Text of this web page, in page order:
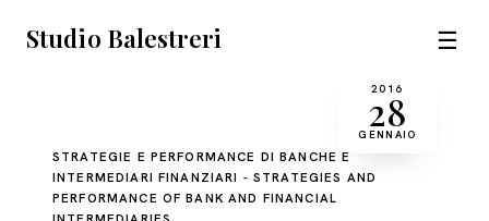
Studio Balestreri ☰
2016
28
GENNAIO
STRATEGIE E PERFORMANCE DI BANCHE E
INTERMEDIARI FINANZIARI - STRATEGIES AND
PERFORMANCE OF BANK AND FINANCIAL